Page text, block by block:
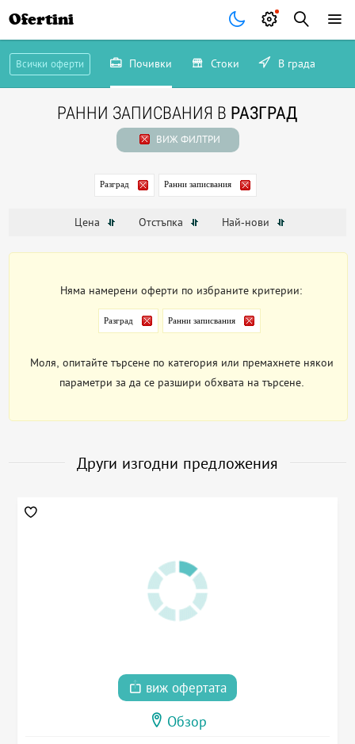
Ofertini
Всички оферти Почивки Стоки В града
РАННИ ЗАПИСВАНИЯ В РАЗГРАД
ВИЖ ФИЛТРИ
Разград Ранни записвания
Цена Отстъпка Най-нови
Няма намерени оферти по избраните критерии:
Разград Ранни записвания
Моля, опитайте търсене по категория или премахнете някои
параметри за да се разшири обхвата на търсене.
Други изгодни предложения
виж офертата
Обзор